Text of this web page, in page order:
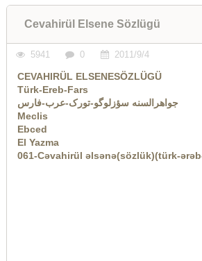
Cevahirül Elsene Sözlügü
5941 0 2011/9/4
CEVAHIRÜL ELSENESÖZLÜGÜ
Türk-Ereb-Fars
جواهرالسنه سؤزلوگو-تورک-عرب-فارس
Meclis
Ebced
El Yazma
061-Cəvahirül əlsənə(sözlük)(türk-